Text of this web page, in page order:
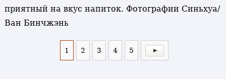
приятный на вкус напиток. Фотографии Синьхуа/
Ван Бинчжэнь
1 2 3 4 5